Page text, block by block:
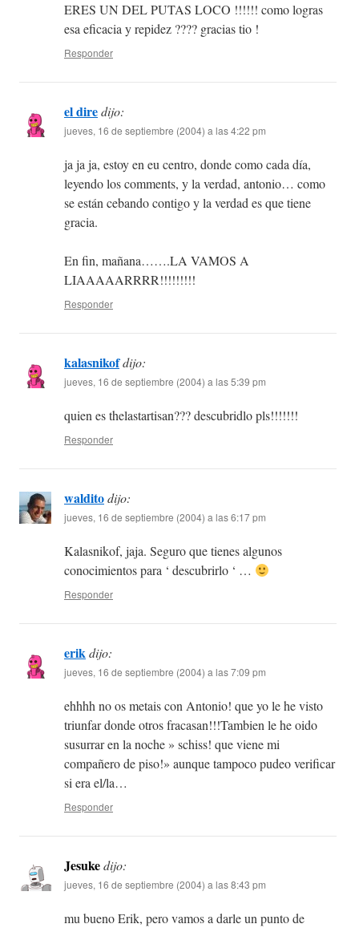
ERES UN DEL PUTAS LOCO !!!!!! como logras
esa eficacia y repidez ???? gracias tio !
Responder
el diredijo:
jueves, 16 de septiembre (2004) a las 4:22 pm
ja ja ja, estoy en eu centro, donde como cada día,
leyendo los comments, y la verdad, antonio… como
se están cebando contigo y la verdad es que tiene
gracia.
En fin, mañana…….LA VAMOS A
LIAAAAARRRR!!!!!!!!!
Responder
kalasnikofdijo:
jueves, 16 de septiembre (2004) a las 5:39 pm
quien es thelastartisan??? descubridlo pls!!!!!!!
Responder
walditodijo:
jueves, 16 de septiembre (2004) a las 6:17 pm
Kalasnikof, jaja. Seguro que tienes algunos
conocimientos para ‘ descubrirlo ‘ …
Responder
erikdijo:
jueves, 16 de septiembre (2004) a las 7:09 pm
ehhhh no os metais con Antonio! que yo le he visto
triunfar donde otros fracasan!!!Tambien le he oido
susurrar en la noche » schiss! que viene mi
compañero de piso!» aunque tampoco pudeo verificar
si era el/la…
Responder
Jesukedijo:
jueves, 16 de septiembre (2004) a las 8:43 pm
mu bueno Erik, pero vamos a darle un punto de